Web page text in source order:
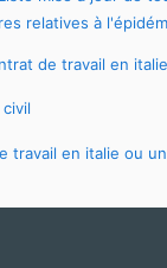
relatives à
de travail en italie
travail en italie ou